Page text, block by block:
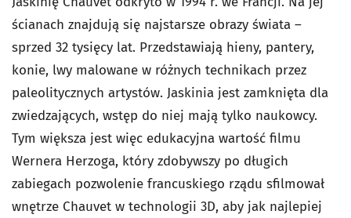
ścianach znajdują się najstarsze obrazy świata –
sprzed 32 tysięcy lat. Przedstawiają hieny, pantery,
konie, lwy malowane w różnych technikach przez
paleolitycznych artystów. Jaskinia jest zamknięta dla
zwiedzających, wstęp do niej mają tylko naukowcy.
Tym większa jest więc edukacyjna wartość filmu
Wernera Herzoga, który zdobywszy po długich
zabiegach pozwolenie francuskiego rządu sfilmował
wnętrze Chauvet w technologii 3D, aby jak najlepiej